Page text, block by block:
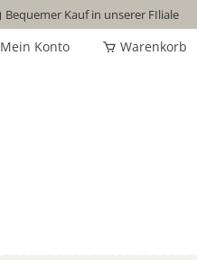
Bequemer Kauf in unserer FIliale
Mein Konto Warenkorb